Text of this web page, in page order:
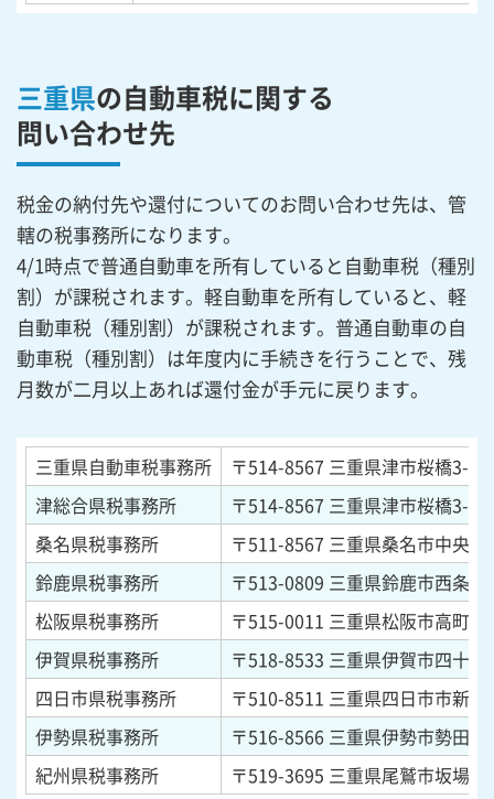
三重県の自動車税に関する
問い合わせ先
税金の納付先や還付についてのお問い合わせ先は、管
轄の税事務所になります。
4/1時点で普通自動車を所有していると自動車税（種別
割）が課税されます。軽自動車を所有していると、軽
自動車税（種別割）が課税されます。普通自動車の自
動車税（種別割）は年度内に手続きを行うことで、残
月数が二月以上あれば還付金が手元に戻ります。
三重県自動車税事務所 〒514-8567 三重県津市桜橋3-
津総合県税事務所
〒514-8567 三重県津市桜橋3-
桑名県税事務所
〒511-8567 三重県桑名市中央町
鈴鹿県税事務所
〒513-0809 三重県鈴鹿市西条5-
松阪県税事務所
〒515-0011 三重県松阪市高町
伊賀県税事務所
〒518-8533 三重県伊賀市四十九
四日市県税事務所
〒510-8511 三重県四日市市新
伊勢県税事務所
〒516-8566 三重県伊勢市勢田
紀州県税事務所
〒519-3695 三重県尾鷲市坂場西